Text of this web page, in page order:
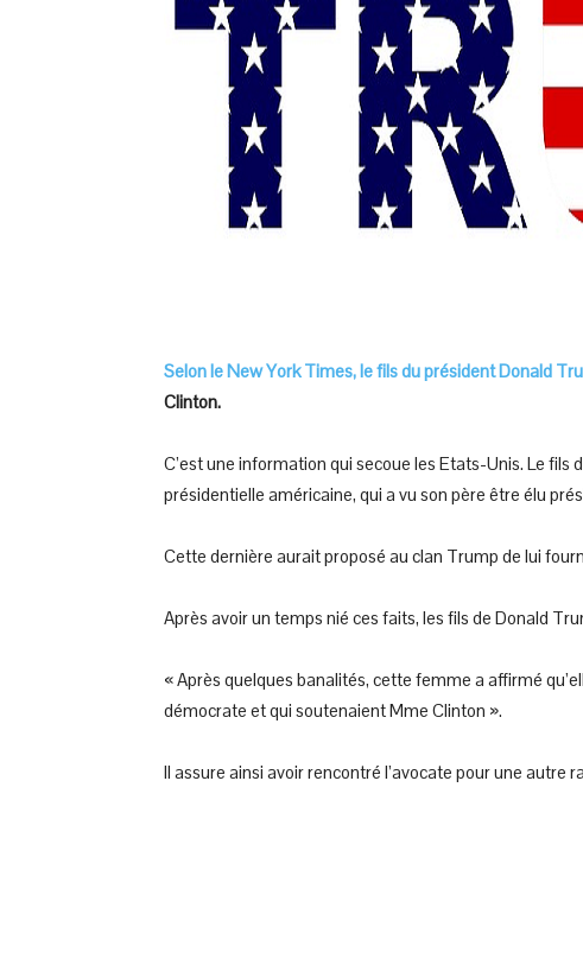
Selon le New York Times, le fils du président Donald
Clinton.
C’est une information qui secoue les Etats-Unis. Le
présidentielle américaine, qui a vu son père être élu
Cette dernière aurait proposé au clan Trump de lui
Après avoir un temps nié ces faits, les fils de Donald
« Après quelques banalités, cette femme a affirmé
démocrate et qui soutenaient Mme Clinton ».
Il assure ainsi avoir rencontré l’avocate pour une autre